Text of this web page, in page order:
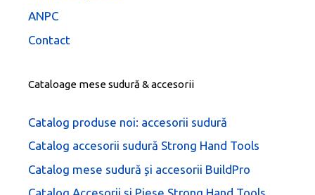
ANPC
Contact
Cataloage mese sudură & accesorii
Catalog produse noi: accesorii sudură
Catalog accesorii sudură Strong Hand Tools
Catalog mese sudură și accesorii BuildPro